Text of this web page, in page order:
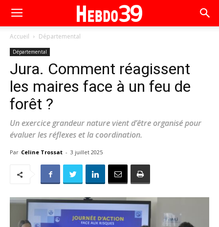
Accueil Départemental
Départemental
Jura. Comment réagissent
les maires face à un feu de
forêt ?
Un exercice grandeur nature vient d’être organisé pour
évaluer les réflexes et la coordination.
Par Celine Trossat - 3 juillet 2025